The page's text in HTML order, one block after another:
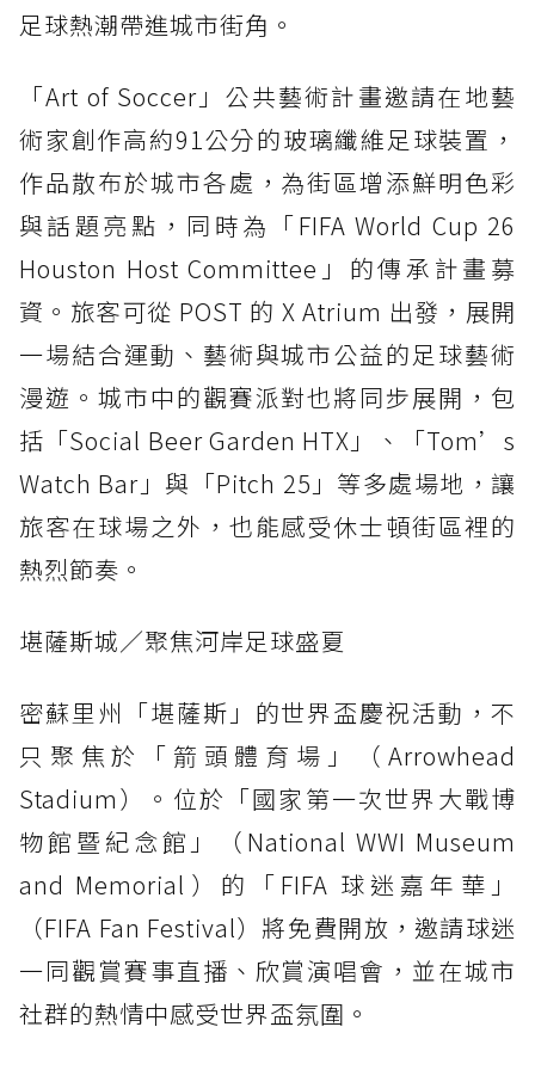
足球熱潮帶進城市街角。
「Art of Soccer」公共藝術計畫邀請在地藝
術家創作高約91公分的玻璃纖維足球裝置，
作品散布於城市各處，為街區增添鮮明色彩
與話題亮點，同時為「FIFA World Cup 26
Houston Host Committee」的傳承計畫募
資。旅客可從 POST 的 X Atrium 出發，展開
一場結合運動、藝術與城市公益的足球藝術
漫遊。城市中的觀賽派對也將同步展開，包
括「Social Beer Garden HTX」、「Tom’s
Watch Bar」與「Pitch 25」等多處場地，讓
旅客在球場之外，也能感受休士頓街區裡的
熱烈節奏。
堪薩斯城／聚焦河岸足球盛夏
密蘇里州「堪薩斯」的世界盃慶祝活動，不
只聚焦於「箭頭體育場」（Arrowhead
Stadium）。位於「國家第一次世界大戰博
物館暨紀念館」（National WWI Museum
and Memorial）的「FIFA 球迷嘉年華」
（FIFA Fan Festival）將免費開放，邀請球迷
一同觀賞賽事直播、欣賞演唱會，並在城市
社群的熱情中感受世界盃氛圍。